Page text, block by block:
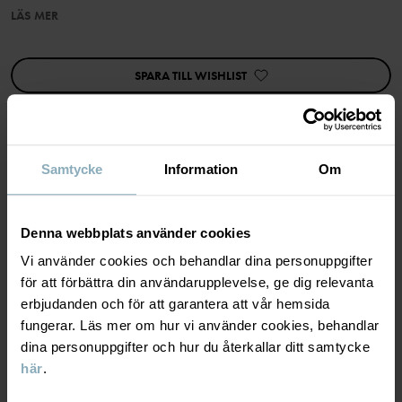
Samtycke Information Om
Denna webbplats använder cookies
Vi använder cookies och behandlar dina personuppgifter
för att förbättra din användarupplevelse, ge dig relevanta
erbjudanden och för att garantera att vår hemsida
fungerar. Läs mer om hur vi använder cookies, behandlar
dina personuppgifter och hur du återkallar ditt samtycke
här.
Egenskaper:
• Omlottöppning
Artikelnummer:60603345
Fabrik:Shunde Gain Rich Garment Co Ltd
LÄS MER
SPARA TILL WISHLIST
MATERIAL & SKÖTSELRÅD
Material
95% Cotton Organic
5% Elastane
Skötselråd
HÅLLBARHET
LEVERANS & RETUR
Leverans & retur